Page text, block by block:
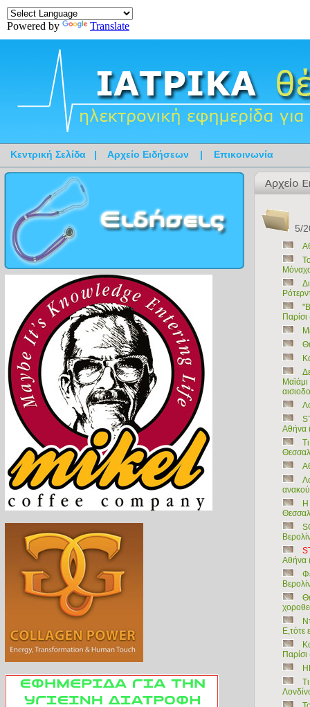
Powered by Translate
Κεντρική Σελίδα | Αρχείο Ειδήσεων | Επικοινωνία
5/
Αθήνα
Η
Αθήνα
Ε,τότε